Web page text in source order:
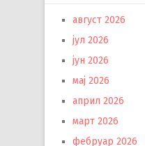
август 2026
јул 2026
јун 2026
мај 2026
април 2026
март 2026
фебруар 2026